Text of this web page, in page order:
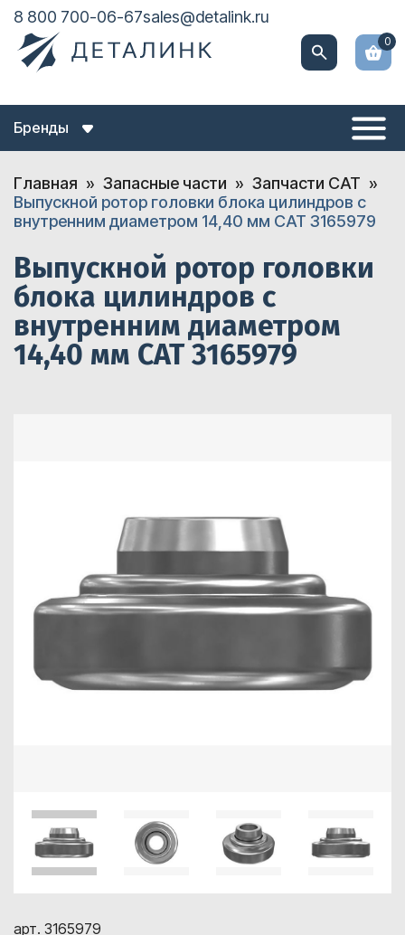
8 800 700-06-67sales@detalink.ru
0
Бренды
Главная Запасные части
Запчасти CAT
Выпускной ротор головки блока цилиндров с
внутренним диаметром 14,40 мм CAT 3165979
Выпускной ротор головки
блока цилиндров с
внутренним диаметром
14,40 мм CAT 3165979
арт. 3165979